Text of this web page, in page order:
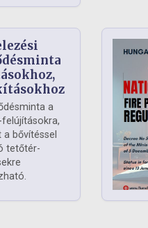
a
felújításokra,
bővítéssel
tetőtér-